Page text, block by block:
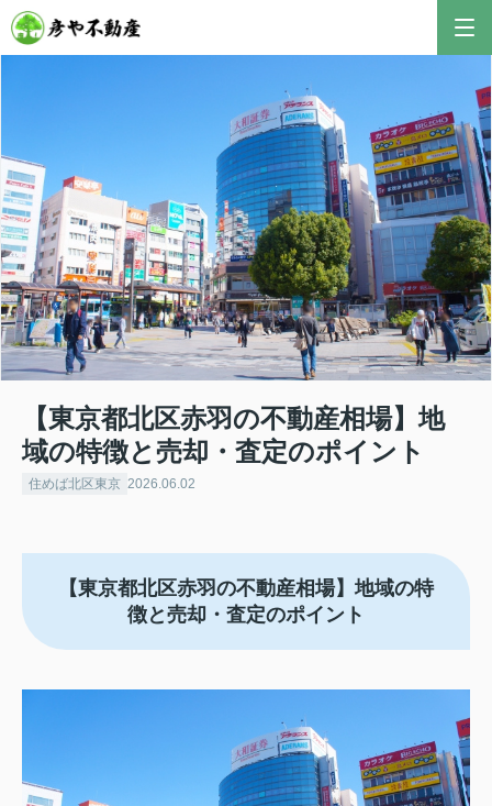
【東京都北区赤羽の不動産相場】地
域の特徴と売却・査定のポイント
住めば北区東京 2026.06.02
【東京都北区赤羽の不動産相場】地域の特
徴と売却・査定のポイント